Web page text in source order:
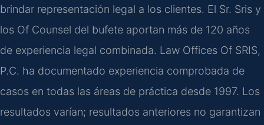
brindar representación legal a los clientes. El Sr. Sris y
los Of Counsel del bufete aportan más de 120 años
de experiencia legal combinada. Law Offices Of SRIS,
P.C. ha documentado experiencia comprobada de
casos en todas las áreas de práctica desde 1997. Los
resultados varían; resultados anteriores no garantizan